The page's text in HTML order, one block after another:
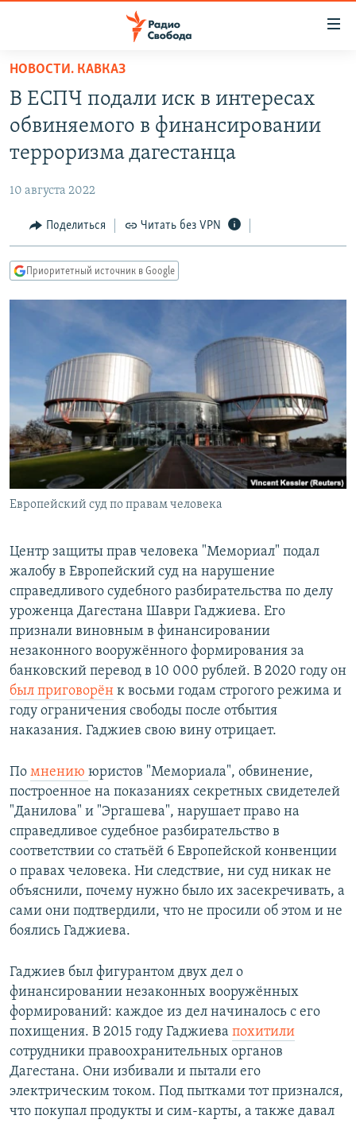
упрощенного
доступа
Вернуться
основному
Вернутся
Вернутся
ПОДКАСТЫ
МНЕНИЯ
КУЛЬТУРА
КАВКАЗ.РЕАЛИИ
СЕВЕР.РЕАЛИИ
РАСПИСАНИЕ ВЕЩАНИЯ
ПОДПИШИТЕСЬ НА РАССЫЛКУ
СОЦИАЛЬНЫЕ СЕТИ
Все сайты РСЕ/РС
НОВОСТИ. КАВКАЗ
В ЕСПЧ подали иск в интересах
обвиняемого в финансировании
терроризма дагестанца
10 августа 2022
Поделиться Читать без VPN
Приоритетный источник в Google
Европейский суд по правам человека
Центр защиты прав человека "Мемориал" подал
жалобу в Европейский суд на нарушение
справедливого судебного разбирательства по делу
уроженца Дагестана Шаври Гаджиева. Его
признали виновным в финансировании
незаконного вооружённого формирования за
банковский перевод в 10 000 рублей. В 2020 году он
был приговорён к восьми годам строгого режима и
году ограничения свободы после отбытия
наказания. Гаджиев свою вину отрицает.
По мнению юристов "Мемориала", обвинение,
построенное на показаниях секретных свидетелей
"Данилова" и "Эргашева", нарушает право на
справедливое судебное разбирательство в
соответствии со статьёй 6 Европейской конвенции
о правах человека. Ни следствие, ни суд никак не
объяснили, почему нужно было их засекречивать, а
сами они подтвердили, что не просили об этом и не
боялись Гаджиева.
Гаджиев был фигурантом двух дел о
финансировании незаконных вооружённых
формирований: каждое из дел начиналось с его
похищения. В 2015 году Гаджиева похитили
сотрудники правоохранительных органов
Дагестана. Они избивали и пытали его
электрическим током. Под пытками тот признался,
что покупал продукты и сим-карты, а также давал